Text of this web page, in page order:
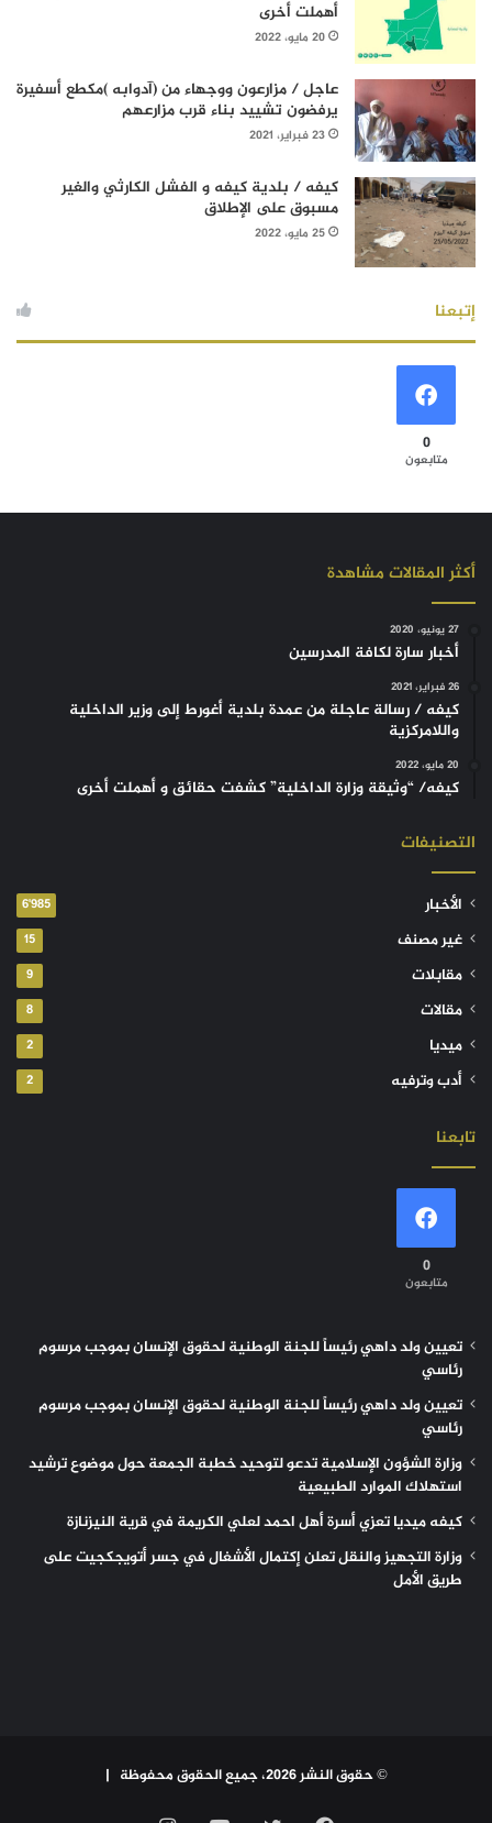
أهملت أخرى
20 مايو، 2022
عاجل / مزارعون ووجهاء من (آدوابه )مكطع أسفيرة
يرفضون تشييد بناء قرب مزارعهم
23 فبراير، 2021
كيفه / بلدية كيفه و الفشل الكارثي والغير
مسبوق على الإطلاق
25 مايو، 2022
إتبعنا
0
متابعون
أكثر المقالات مشاهدة
27 يونيو، 2020
أخبار سارة لكافة المدرسين
26 فبراير، 2021
كيفه / رسالة عاجلة من عمدة بلدية أغورط إلى وزير الداخلية
واللامركزية
20 مايو، 2022
كيفه/ “وثيقة وزارة الداخلية” كشفت حقائق و أهملت أخرى
التصنيفات
الأخبار 6٬985
غير مصنف 15
مقابلات 9
مقالات 8
ميديا 2
أدب وترفيه 2
تابعنا
0
متابعون
تعيين ولد داهي رئيساً للجنة الوطنية لحقوق الإنسان بموجب مرسوم
رئاسي
تعيين ولد داهي رئيساً للجنة الوطنية لحقوق الإنسان بموجب مرسوم
رئاسي
وزارة الشؤون الإسلامية تدعو لتوحيد خطبة الجمعة حول موضوع ترشيد
استهلاك الموارد الطبيعية
كيفه ميديا تعزي أسرة أهل احمد لعلي الكريمة في قرية النيزنازة
وزارة التجهيز والنقل تعلن إكتمال الأشغال في جسر أتويجكجيت على
طريق الأمل
© حقوق النشر 2026، جميع الحقوق محفوظة |